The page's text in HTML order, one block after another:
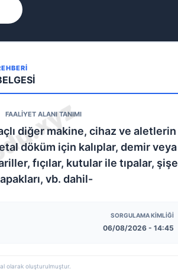
FAALİYET ALANI TANIMI
diğer makine, cihaz ve aletlerin
döküm için kalıplar, demir veya
fıçılar, kutular ile tıpalar, şişe
vb. dahil-
SORGULAMA KIMLIĞI
06/08/2026 - 14:45
olarak oluşturulmuştur.